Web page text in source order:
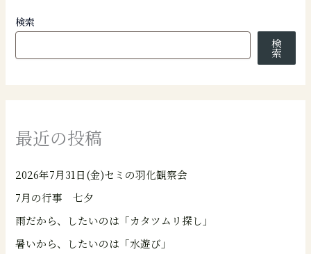
検索
検
索
最近の投稿
2026年7月31日(金)セミの羽化観察会
7月の行事 七夕
雨だから、したいのは「カタツムリ探し」
暑いから、したいのは「水遊び」